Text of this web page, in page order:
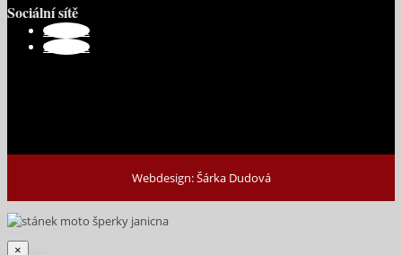
Sociální sítě
Sledovat
Sledovat
Webdesign: Šárka Dudová
×